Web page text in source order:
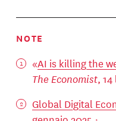
NOTE
«AI is killing the
The Economist,
Global Digital